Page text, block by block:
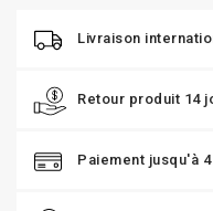
Livraison
Retour produit 14
Paiement jusqu'à